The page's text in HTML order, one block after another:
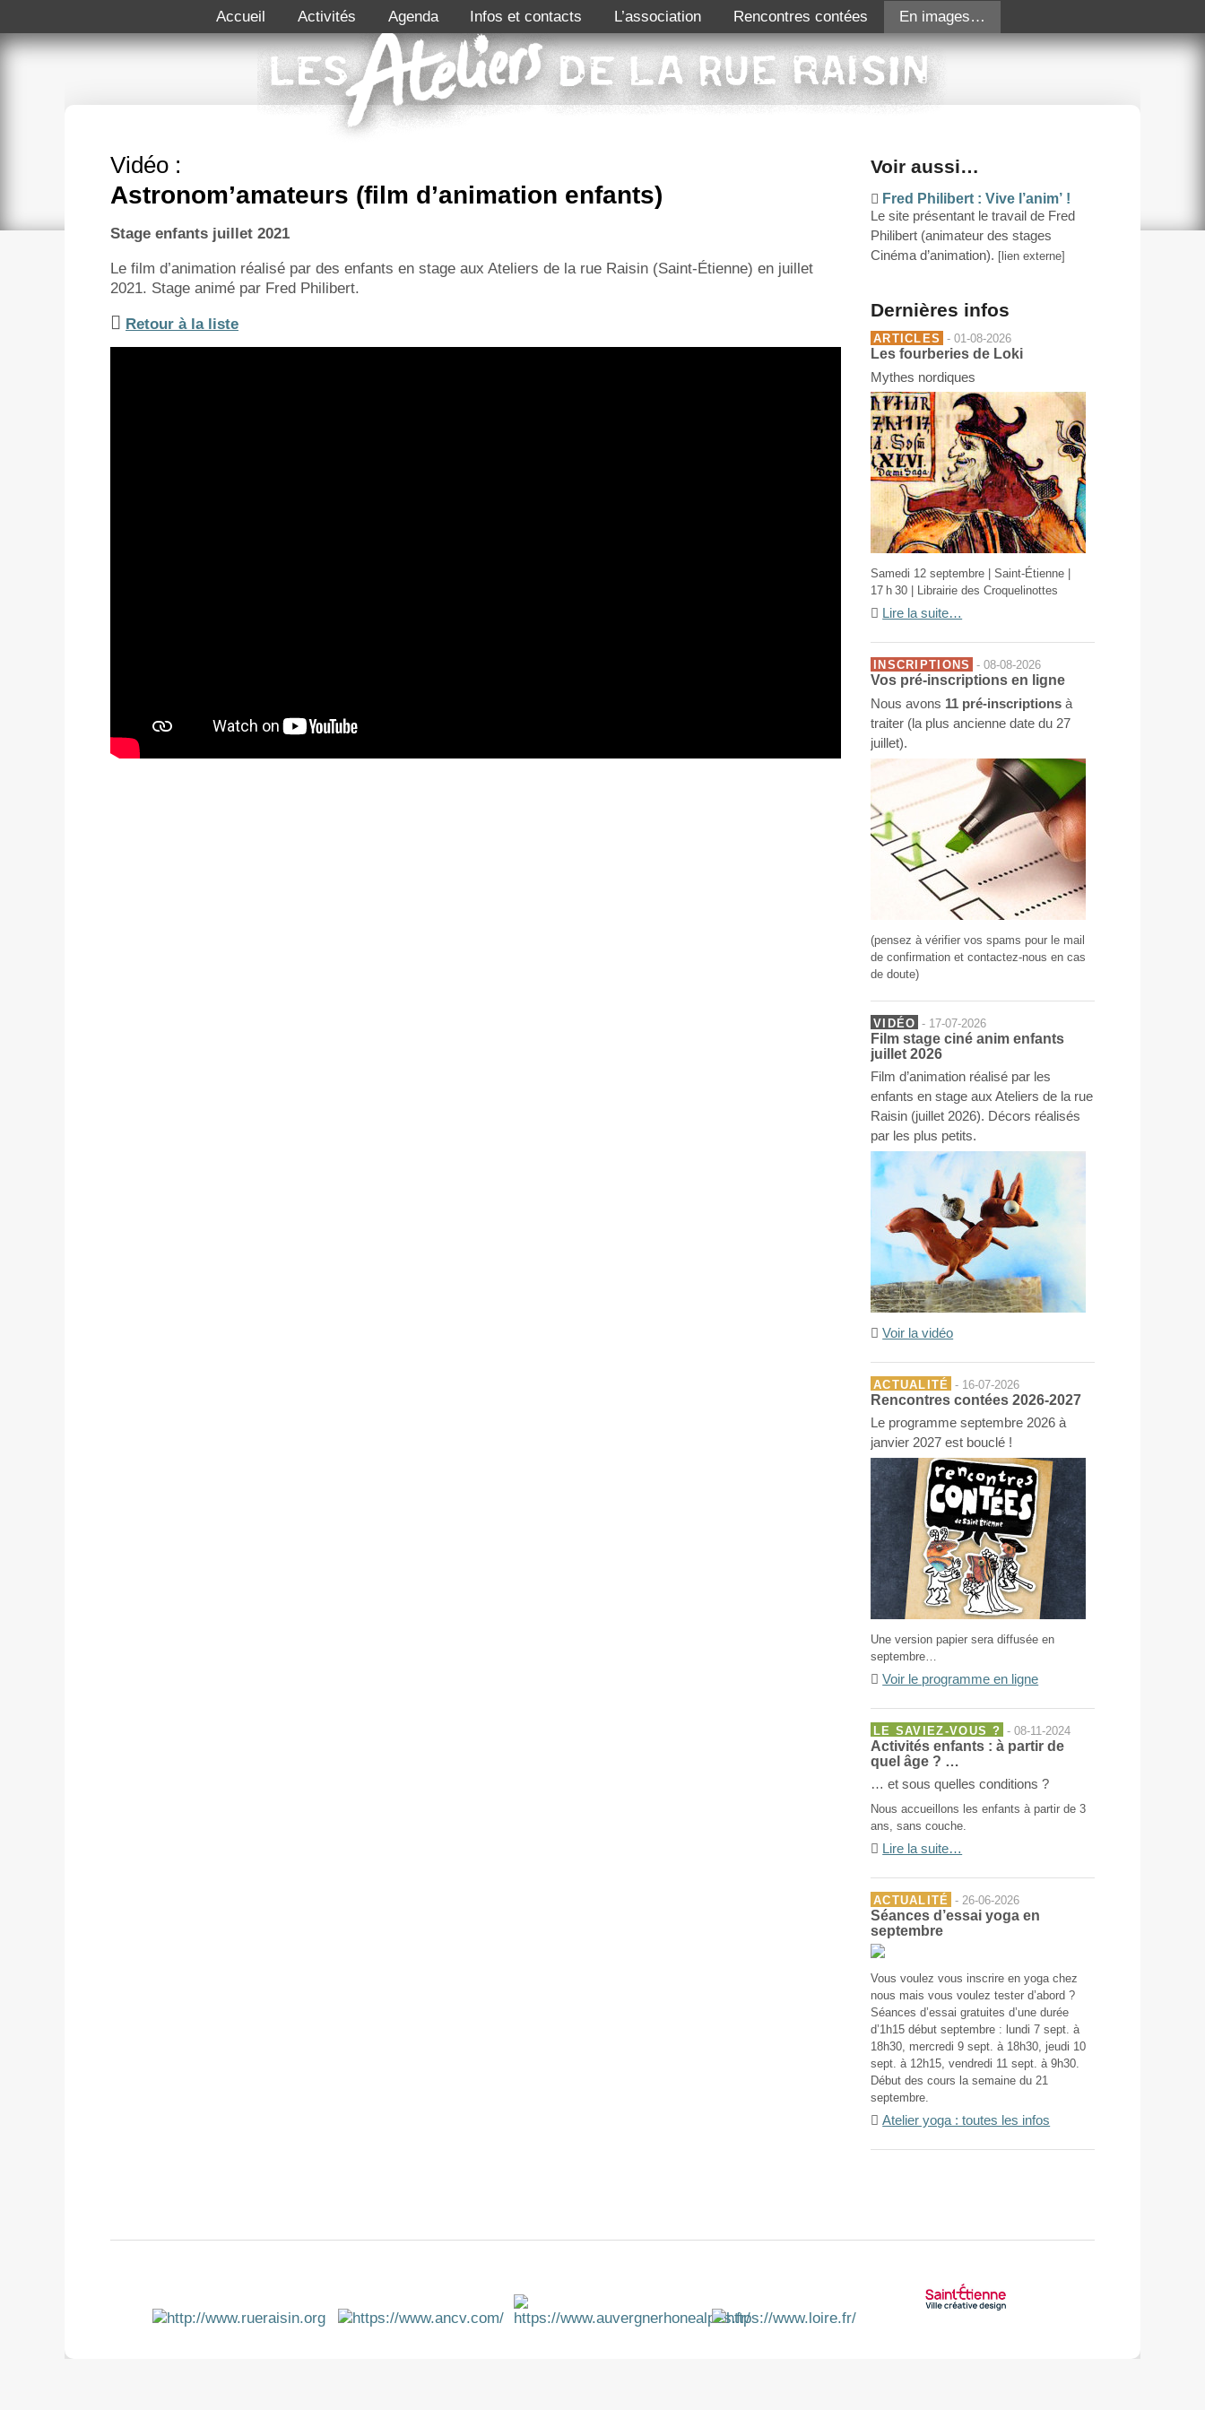
Accueil Activités Agenda Infos et contacts L’association Rencontres contées En images…
Vidéo :
Astronom’amateurs (film d’animation enfants)
Stage enfants juillet 2021
Le film d’animation réalisé par des enfants en stage aux Ateliers de la rue Raisin (Saint-Étienne) en juillet
2021. Stage animé par Fred Philibert.
Retour à la liste
Voir aussi…
Fred Philibert : Vive l’anim’ !
Le site présentant le travail de Fred
Philibert (animateur des stages
Cinéma d’animation). [lien externe]
Dernières infos
ARTICLES - 01-08-2026
Les fourberies de Loki
Mythes nordiques
Samedi 12 septembre | Saint-Étienne |
17 h 30 | Librairie des Croquelinottes
Lire la suite…
INSCRIPTIONS - 08-08-2026
Vos pré-inscriptions en ligne
Nous avons 11 pré-inscriptions à
traiter (la plus ancienne date du 27
juillet).
(pensez à vérifier vos spams pour le mail
de confirmation et contactez-nous en cas
de doute)
VIDÉO - 17-07-2026
Film stage ciné anim enfants
juillet 2026
Film d’animation réalisé par les
enfants en stage aux Ateliers de la rue
Raisin (juillet 2026). Décors réalisés
par les plus petits.
Voir la vidéo
ACTUALITÉ - 16-07-2026
Rencontres contées 2026-2027
Le programme septembre 2026 à
janvier 2027 est bouclé !
Une version papier sera diffusée en
septembre…
Voir le programme en ligne
LE SAVIEZ-VOUS ? - 08-11-2024
Activités enfants : à partir de
quel âge ? …
… et sous quelles conditions ?
Nous accueillons les enfants à partir de 3
ans, sans couche.
Lire la suite…
ACTUALITÉ - 26-06-2026
Séances d’essai yoga en
septembre
Vous voulez vous inscrire en yoga chez
nous mais vous voulez tester d’abord ?
Séances d’essai gratuites d’une durée
d’1h15 début septembre : lundi 7 sept. à
18h30, mercredi 9 sept. à 18h30, jeudi 10
sept. à 12h15, vendredi 11 sept. à 9h30.
Début des cours la semaine du 21
septembre.
Atelier yoga : toutes les infos